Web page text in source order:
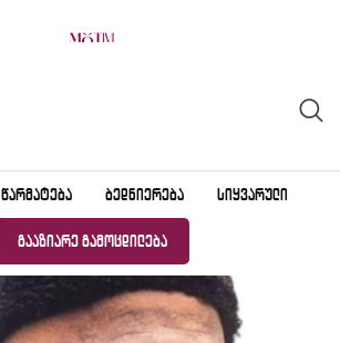
ᲬᲐᲠᲛᲐᲢᲔᲑᲐ ᲑᲔᲓᲜᲘᲔᲠᲔᲑᲐ ᲡᲘᲧᲕᲐᲠᲣᲚᲘ
ᲒᲐᲐᲖᲘᲐᲠᲔ ᲒᲐᲛᲝᲪᲓᲘᲚᲔᲑᲐ